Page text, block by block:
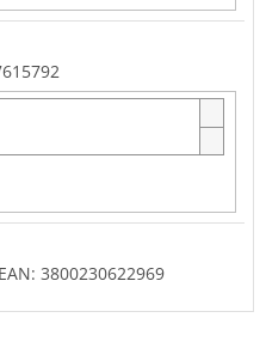
EAN: 3800230622969